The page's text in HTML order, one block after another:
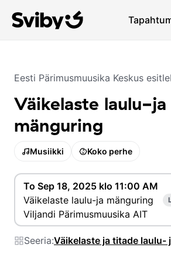
Eesti Pärimusmuusika Keskus
Väikelaste laulu-ja
mänguring
Musiikki Koko perhe
To Sep 18, 2025 klo 11:00 AM
Väikelaste laulu-ja mänguring
Viljandi Pärimusmuusika AIT
Seeria:Väikelaste ja titade laulu-